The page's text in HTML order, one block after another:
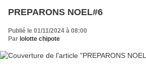
PREPARONS NOEL#6
Publié le 01/11/2024 à 08:00
Par lolotte chipote